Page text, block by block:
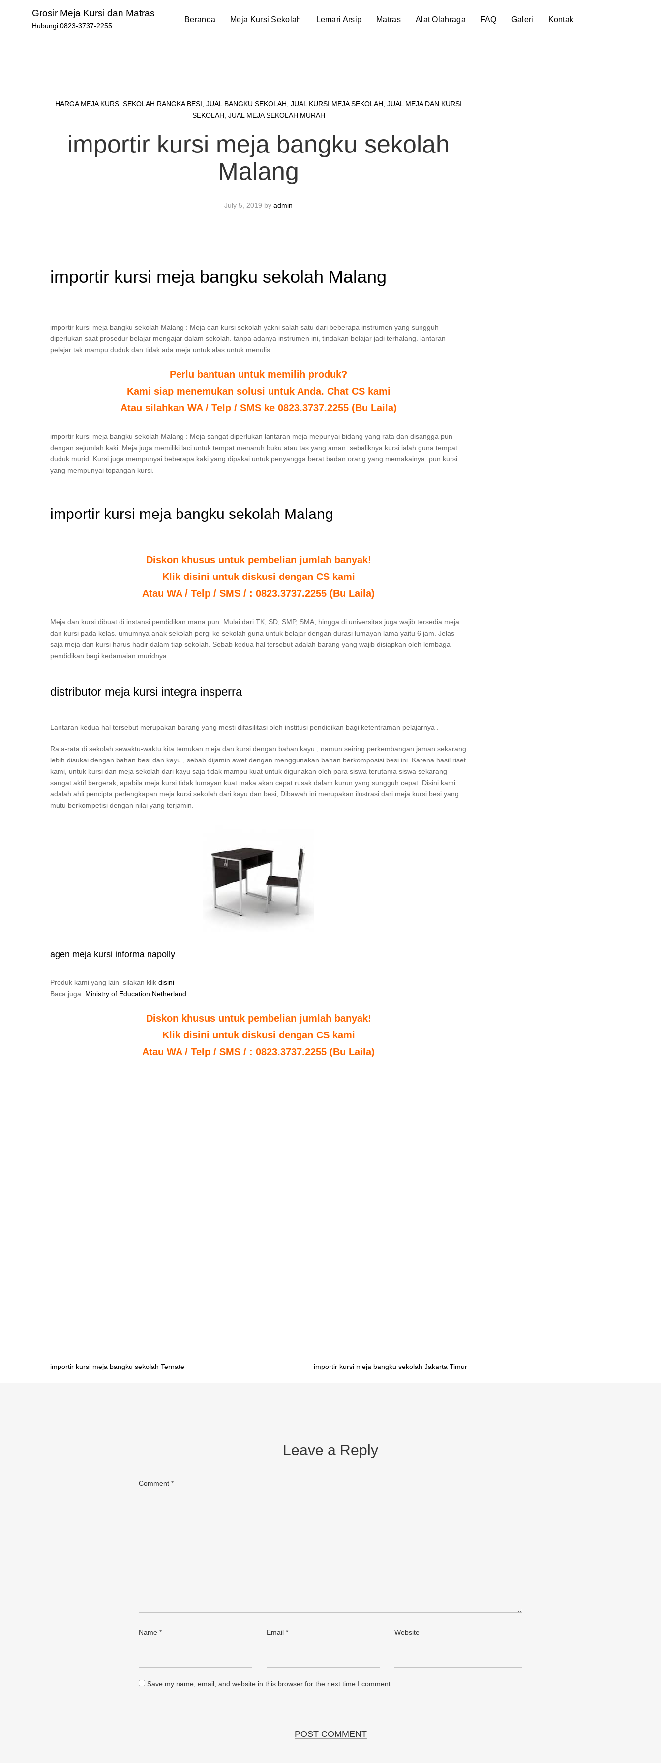
Grosir Meja Kursi dan Matras
Hubungi 0823-3737-2255
Beranda Meja Kursi Sekolah Lemari Arsip Matras Alat Olahraga FAQ Galeri Kontak
HARGA MEJA KURSI SEKOLAH RANGKA BESI ,JUAL BANGKU SEKOLAH ,JUAL KURSI MEJA SEKOLAH ,JUAL MEJA DAN KURSI
SEKOLAH JUAL MEJA SEKOLAH MURAH
importir kursi meja bangku sekolah
Malang
July 5, 2019 byadmin
importir kursi meja bangku sekolah Malang
importir kursi meja bangku sekolah Malang : Meja dan kursi sekolah yakni salah satu dari beberapa instrumen yang sungguh
diperlukan saat prosedur belajar mengajar dalam sekolah. tanpa adanya instrumen ini, tindakan belajar jadi terhalang. lantaran
pelajar tak mampu duduk dan tidak ada meja untuk alas untuk menulis.
Perlu bantuan untuk memilih produk?
Kami siap menemukan solusi untuk Anda. Chat CS kami
Atau silahkan WA / Telp / SMS ke 0823.3737.2255 (Bu Laila)
importir kursi meja bangku sekolah Malang : Meja sangat diperlukan lantaran meja mepunyai bidang yang rata dan disangga pun
dengan sejumlah kaki. Meja juga memiliki laci untuk tempat menaruh buku atau tas yang aman. sebaliknya kursi ialah guna tempat
duduk murid. Kursi juga mempunyai beberapa kaki yang dipakai untuk penyangga berat badan orang yang memakainya. pun kursi
yang mempunyai topangan kursi.
importir kursi meja bangku sekolah Malang
Diskon khusus untuk pembelian jumlah banyak!
Klik disini untuk diskusi dengan CS kami
Atau WA / Telp / SMS / : 0823.3737.2255 (Bu Laila)
Meja dan kursi dibuat di instansi pendidikan mana pun. Mulai dari TK, SD, SMP, SMA, hingga di universitas juga wajib tersedia meja
dan kursi pada kelas. umumnya anak sekolah pergi ke sekolah guna untuk belajar dengan durasi lumayan lama yaitu 6 jam. Jelas
saja meja dan kursi harus hadir dalam tiap sekolah. Sebab kedua hal tersebut adalah barang yang wajib disiapkan oleh lembaga
pendidikan bagi kedamaian muridnya.
distributor meja kursi integra insperra
Lantaran kedua hal tersebut merupakan barang yang mesti difasilitasi oleh institusi pendidikan bagi ketentraman pelajarnya .
Rata-rata di sekolah sewaktu-waktu kita temukan meja dan kursi dengan bahan kayu , namun seiring perkembangan jaman sekarang
lebih disukai dengan bahan besi dan kayu , sebab dijamin awet dengan menggunakan bahan berkomposisi besi ini. Karena hasil riset
kami, untuk kursi dan meja sekolah dari kayu saja tidak mampu kuat untuk digunakan oleh para siswa terutama siswa sekarang
sangat aktif bergerak, apabila meja kursi tidak lumayan kuat maka akan cepat rusak dalam kurun yang sungguh cepat. Disini kami
adalah ahli pencipta perlengkapan meja kursi sekolah dari kayu dan besi, Dibawah ini merupakan ilustrasi dari meja kursi besi yang
mutu berkompetisi dengan nilai yang terjamin.
agen meja kursi informa napolly
Produk kami yang lain, silakan klik disini
Baca juga: Ministry of Education Netherland
Diskon khusus untuk pembelian jumlah banyak!
Klik disini untuk diskusi dengan CS kami
Atau WA / Telp / SMS / : 0823.3737.2255 (Bu Laila)
Post
importir kursi meja bangku sekolah Ternate importir kursi meja bangku sekolah Jakarta Timur
Leave a Reply
Comment *
Name * Email * Website
Save my name, email, and website in this browser for the next time I comment.